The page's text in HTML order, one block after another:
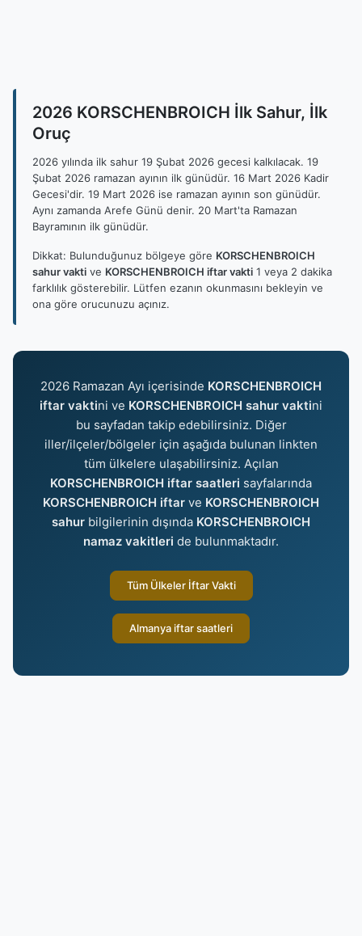
2026 KORSCHENBROICH İlk Sahur, İlk
Oruç
2026 yılında ilk sahur 19 Şubat 2026 gecesi kalkılacak. 19
Şubat 2026 ramazan ayının ilk günüdür. 16 Mart 2026 Kadir
Gecesi'dir. 19 Mart 2026 ise ramazan ayının son günüdür.
Aynı zamanda Arefe Günü denir. 20 Mart'ta Ramazan
Bayramının ilk günüdür.
Dikkat: Bulunduğunuz bölgeye göre KORSCHENBROICH
sahur vakti ve KORSCHENBROICH iftar vakti 1 veya 2 dakika
farklılık gösterebilir. Lütfen ezanın okunmasını bekleyin ve
ona göre orucunuzu açınız.
2026 Ramazan Ayı içerisinde KORSCHENBROICH
iftar vaktini ve KORSCHENBROICH sahur vaktini
bu sayfadan takip edebilirsiniz. Diğer
iller/ilçeler/bölgeler için aşağıda bulunan linkten
tüm ülkelere ulaşabilirsiniz. Açılan
KORSCHENBROICH iftar saatleri sayfalarında
KORSCHENBROICH iftar ve KORSCHENBROICH
sahur bilgilerinin dışında KORSCHENBROICH
namaz vakitleri de bulunmaktadır.
Tüm Ülkeler İftar Vakti
Almanya iftar saatleri